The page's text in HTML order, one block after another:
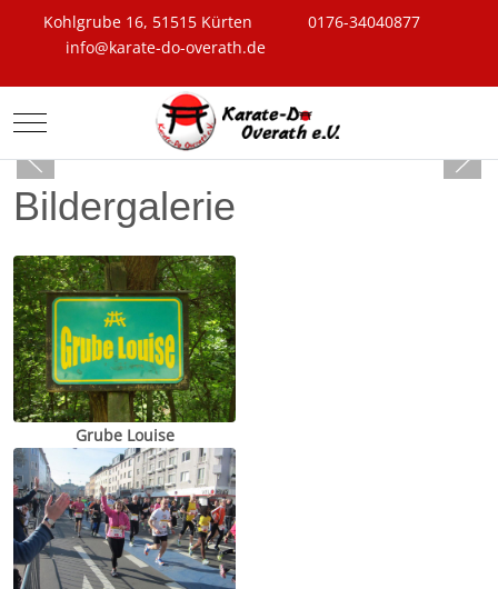
Kohlgrube 16, 51515 Kürten
0176-34040877
info@karate-do-overath.de
Mobile Menu Toggle
Bildergalerie
Grube Louise